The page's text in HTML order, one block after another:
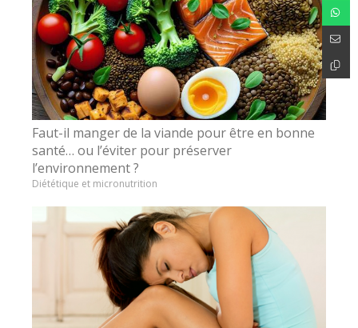
Faut-il manger de la viande pour être en bonne
santé… ou l’éviter pour préserver
l’environnement ?
Diététique et micronutrition